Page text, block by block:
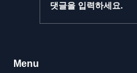
댓글을 입력하세요.
Menu